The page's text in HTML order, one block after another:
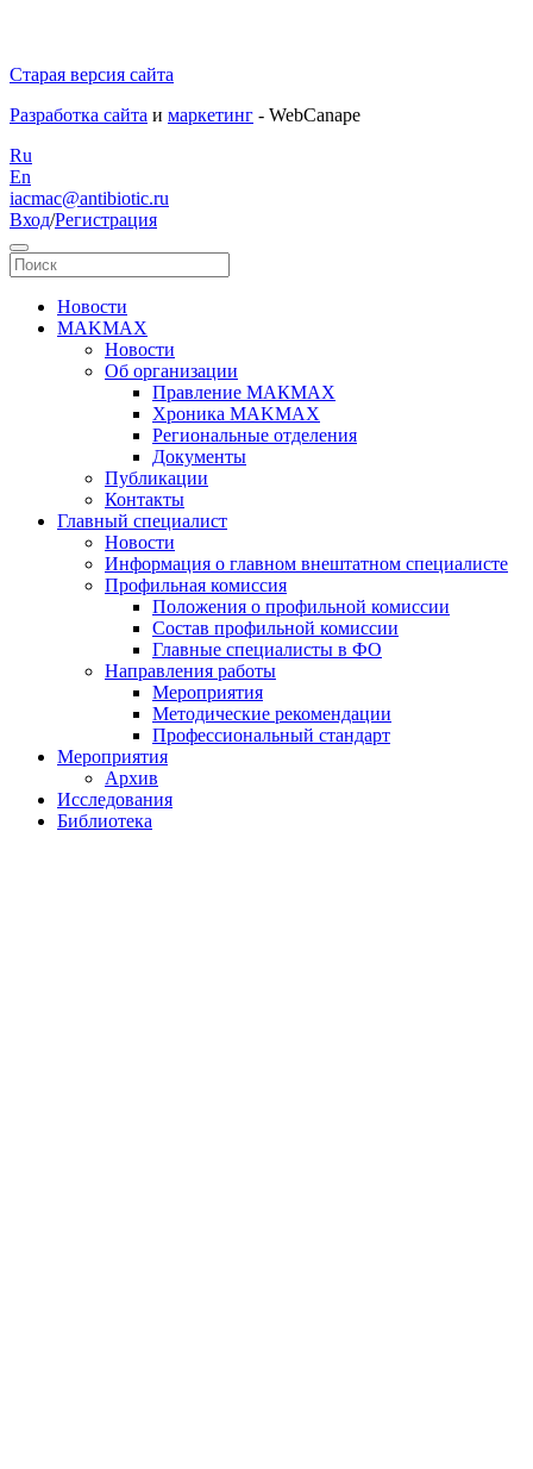
Старая версия сайта
Разработка сайта и маркетинг - WebCanape
Ru
En
iacmac@antibiotic.ru
Вход/Регистрация
Новости
MAKMAX
Новости
Об организации
Правление МАКМАХ
Хроника MAKMAX
Региональные отделения
Документы
Публикации
Контакты
Главный специалист
Новости
Информация о главном внештатном специалисте
Профильная комиссия
Положения о профильной комиссии
Состав профильной комиссии
Главные специалисты в ФО
Направления работы
Мероприятия
Методические рекомендации
Профессиональный стандарт
Мероприятия
Архив
Исследования
Библиотека